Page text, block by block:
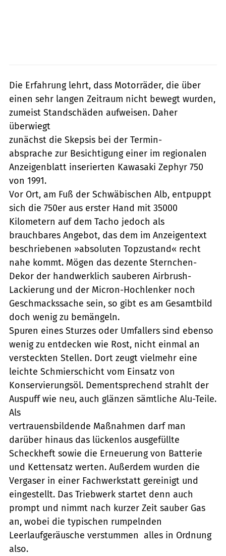
Die Erfahrung lehrt, dass Motorräder, die über
einen sehr langen Zeitraum nicht bewegt wurden,
zumeist Standschäden aufweisen. Daher
überwiegt
zunächst die Skepsis bei der Termin-
absprache zur Besichtigung einer im regionalen
Anzeigenblatt inserierten Kawasaki Zephyr 750
von 1991.
Vor Ort, am Fuß der Schwäbischen Alb, entpuppt
sich die 750er aus erster Hand mit 35000
Kilometern auf dem Tacho jedoch als
brauchbares Angebot, das dem im Anzeigentext
beschriebenen »absoluten Topzustand« recht
nahe kommt. Mögen das dezente Sternchen-
Dekor der handwerklich sauberen Airbrush-
Lackierung und der Micron-Hochlenker noch
Geschmackssache sein, so gibt es am Gesamtbild
doch wenig zu bemängeln.
Spuren eines Sturzes oder Umfallers sind ebenso
wenig zu entdecken wie Rost, nicht einmal an
versteckten Stellen. Dort zeugt vielmehr eine
leichte Schmierschicht vom Einsatz von
Konservierungsöl. Dementsprechend strahlt der
Auspuff wie neu, auch glänzen sämtliche Alu-Teile.
Als
vertrauensbildende Maßnahmen darf man
darüber hinaus das lückenlos ausgefüllte
Scheckheft sowie die Erneuerung von Batterie
und Kettensatz werten. Außerdem wurden die
Vergaser in einer Fachwerkstatt gereinigt und
eingestellt. Das Triebwerk startet denn auch
prompt und nimmt nach kurzer Zeit sauber Gas
an, wobei die typischen rumpelnden
Leerlaufgeräusche verstummen  alles in Ordnung
also.